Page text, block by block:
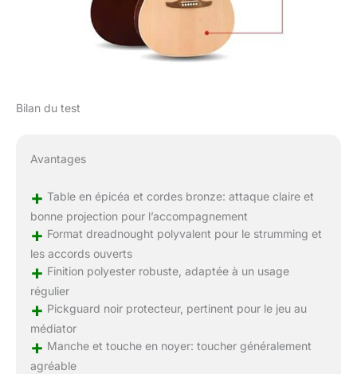
Bilan du test
Avantages
+ Table en épicéa et cordes bronze: attaque claire et
bonne projection pour l’accompagnement
+ Format dreadnought polyvalent pour le strumming et
les accords ouverts
+ Finition polyester robuste, adaptée à un usage
régulier
+ Pickguard noir protecteur, pertinent pour le jeu au
médiator
+ Manche et touche en noyer: toucher généralement
agréable